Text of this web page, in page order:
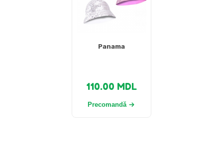
Panama
110.00 MDL
Precomandă